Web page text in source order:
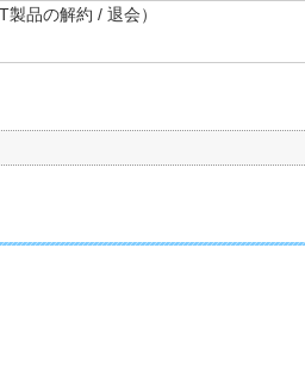
品の解約 / 退会）